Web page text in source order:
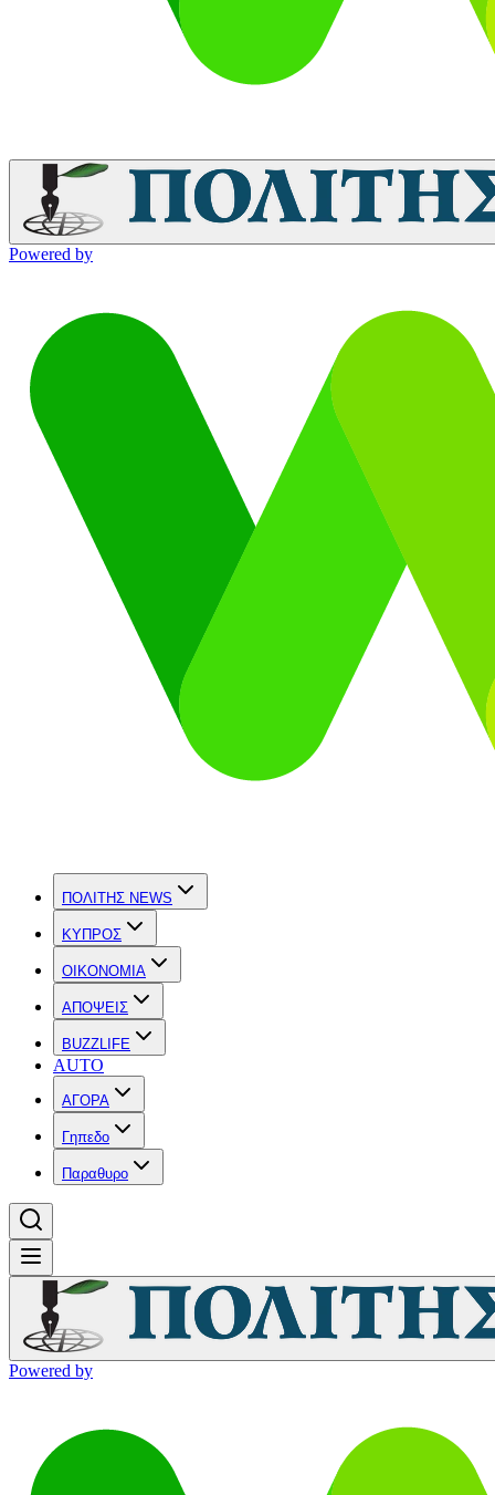
Powered by
ΠΟΛΙΤΗΣ NEWS
ΚΥΠΡΟΣ
OIKONOMIA
ΑΠΟΨΕΙΣ
BUZZLIFE
AUTO
ΑΓΟΡΑ
Γηπεδο
Παραθυρο
Powered by